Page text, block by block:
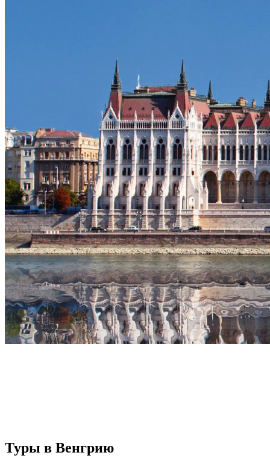
Туры в Венгрию